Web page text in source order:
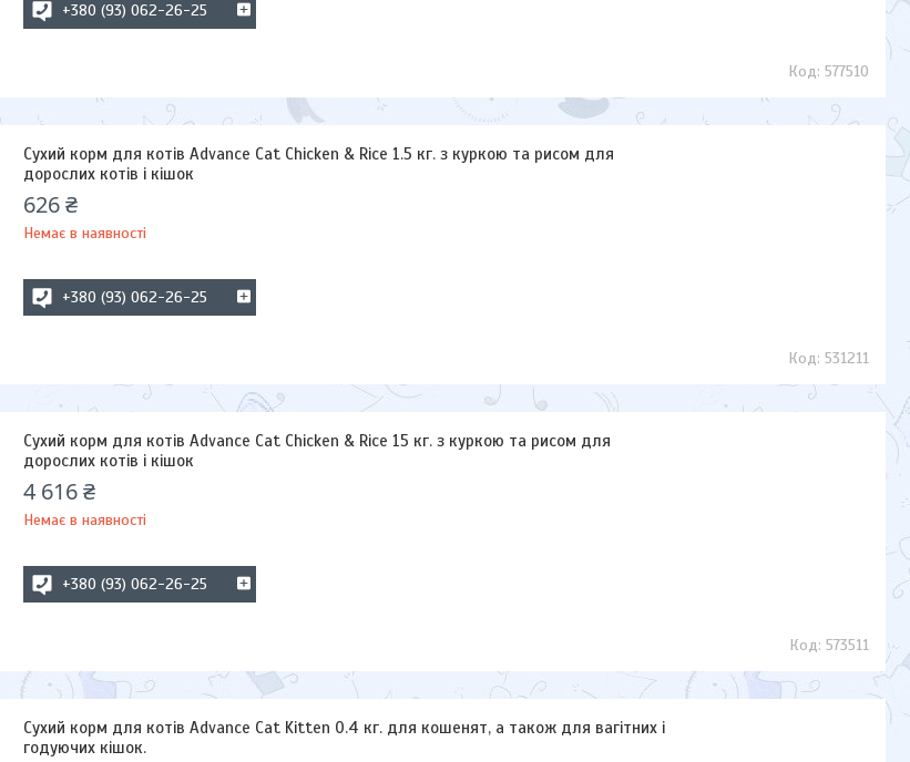
+380 (93) 062-26-25
577510
Сухий корм для котів Advance Cat Chicken & Rice 1.5 кг. з куркою та рисом для
дорослих котів і кішок
626 ₴
Немає в наявності
+380 (93) 062-26-25
531211
Сухий корм для котів Advance Cat Chicken & Rice 15 кг. з куркою та рисом для
дорослих котів і кішок
4 616 ₴
Немає в наявності
+380 (93) 062-26-25
573511
Сухий корм для котів Advance Cat Kitten 0.4 кг. для кошенят, а також для вагітних і
годуючих кішок.